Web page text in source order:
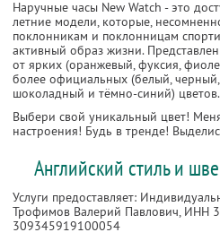
Наручные часы New Watch - это
летние модели, которые,
поклонникам и поклонницам
активный образ жизни.
от ярких (оранжевый, фуксия,
более официальных (белый,
шоколадный и тёмно-синий) цветов.
Выбери свой уникальный цвет!
настроения! Будь в тренде!
Английский стиль и
Услуги предоставляет:
Трофимов Валерий Павлович, ИНН
309345919100054